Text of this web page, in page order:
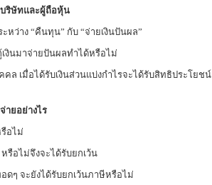
บริษัทและผู้ถือหุ้น
หว่าง “คืนทุน” กับ “จ่ายเงินปันผล”
งินมาจ่ายปันผลทำได้หรือไม่
เมื่อได้รับเงินส่วนแบ่งกำไรจะได้รับสิทธิประโยชน์
ายอย่างไร
อไม่
รือไม่จึงจะได้รับยกเว้น
ดๆ จะยังได้รับยกเว้นภาษีหรือไม่